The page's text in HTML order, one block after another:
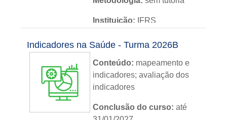
Instituição: IFRS
Nível: básico
Idioma:português
Indicadores na Saúde - Turma 2026B
Conteúdo: mapeamento e
indicadores; avaliação dos
indicadores
Conclusão do curso: até